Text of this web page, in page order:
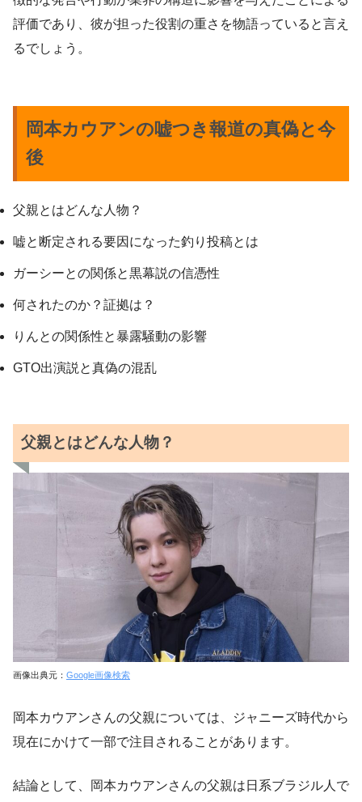
評価であり、彼が担った役割の重さを物語っていると言え
るでしょう。
岡本カウアンの嘘つき報道の真偽と今
後
父親とはどんな人物？
嘘と断定される要因になった釣り投稿とは
ガーシーとの関係と黒幕説の信憑性
何されたのか？証拠は？
りんとの関係性と暴露騒動の影響
GTO出演説と真偽の混乱
父親とはどんな人物？
画像出典元： Google画像検索
岡本カウアンさんの父親については、ジャニーズ時代から
現在にかけて一部で注目されることがあります。
結論として、岡本カウアンさんの父親は日系ブラジル人で